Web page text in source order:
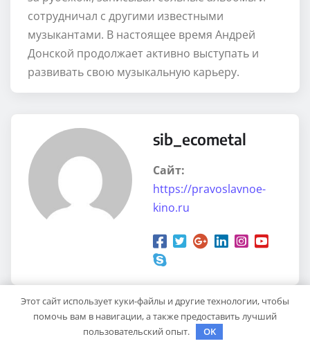
сотрудничал с другими известными
музыкантами. В настоящее время Андрей
Донской продолжает активно выступать и
развивать свою музыкальную карьеру.
sib_ecometal
Сайт:
https://pravoslavnoe-
kino.ru
RELATED STORY
Этот сайт использует куки-файлы и другие технологии, чтобы
помочь вам в навигации, а также предоставить лучший
пользовательский опыт.
OK